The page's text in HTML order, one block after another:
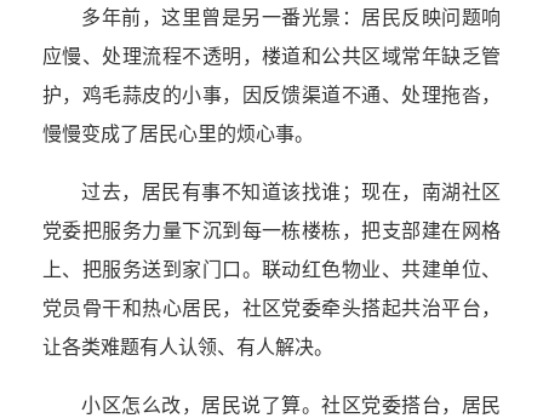
多年前，这里曾是另一番光景：居民反映问题响
应慢、处理流程不透明，楼道和公共区域常年缺乏管
护，鸡毛蒜皮的小事，因反馈渠道不通、处理拖沓，
慢慢变成了居民心里的烦心事。
过去，居民有事不知道该找谁；现在，南湖社区
党委把服务力量下沉到每一栋楼栋，把支部建在网格
上、把服务送到家门口。联动红色物业、共建单位、
党员骨干和热心居民，社区党委牵头搭起共治平台，
让各类难题有人认领、有人解决。
小区怎么改，居民说了算。社区党委搭台，居民